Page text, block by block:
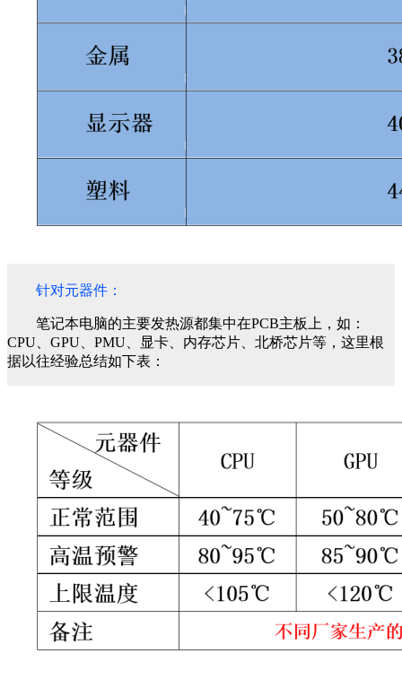
针对元器件：
笔记本电脑的主要发热源都集中在PCB主板上，如：
CPU、GPU、PMU、显卡、内存芯片、北桥芯片等，这里根
据以往经验总结如下表：